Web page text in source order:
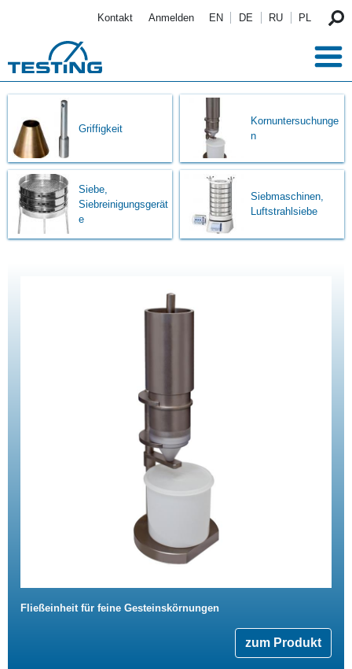
Kontakt Anmelden EN DE RU PL
Griffigkeit
Kornuntersuchunge
n
Siebe,
Siebreinigungsgerät
e
Siebmaschinen,
Luftstrahlsiebe
Fließeinheit für feine Gesteinskörnungen
zum Produkt